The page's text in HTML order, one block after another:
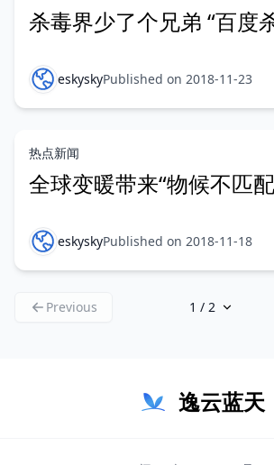
杀毒界少了个兄弟 “百度
eskyskyPublished on 2018-11-23
热点新闻
全球变暖带来“物候不匹
eskyskyPublished on 2018-11-18
Previous
逸云蓝天